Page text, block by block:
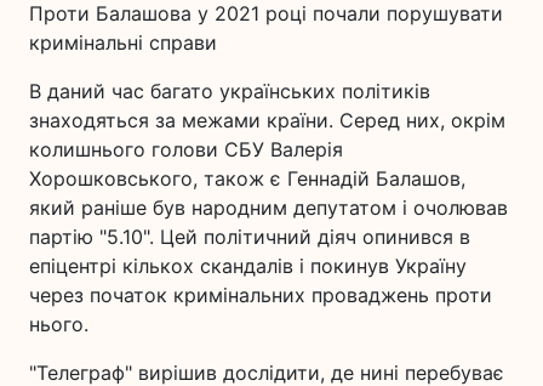
Проти Балашова у 2021 році почали порушувати
кримінальні справи
В даний час багато українських політиків
знаходяться за межами країни. Серед них, окрім
колишнього голови СБУ Валерія
Хорошковського, також є Геннадій Балашов,
який раніше був народним депутатом і очолював
партію "5.10". Цей політичний діяч опинився в
епіцентрі кількох скандалів і покинув Україну
через початок кримінальних проваджень проти
нього.
"Телеграф" вирішив дослідити, де нині перебуває